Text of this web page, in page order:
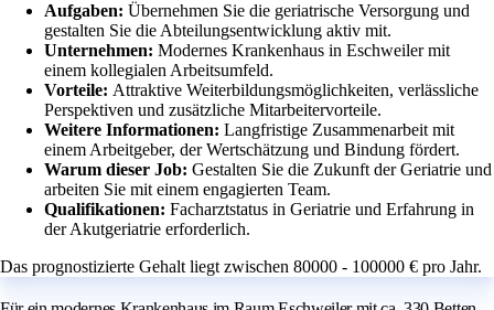
Aufgaben: Übernehmen Sie die geriatrische Versorgung und
gestalten Sie die Abteilungsentwicklung aktiv mit.
Unternehmen: Modernes Krankenhaus in Eschweiler mit
einem kollegialen Arbeitsumfeld.
Vorteile: Attraktive Weiterbildungsmöglichkeiten, verlässliche
Perspektiven und zusätzliche Mitarbeitervorteile.
Weitere Informationen: Langfristige Zusammenarbeit mit
einem Arbeitgeber, der Wertschätzung und Bindung fördert.
Warum dieser Job: Gestalten Sie die Zukunft der Geriatrie und
arbeiten Sie mit einem engagierten Team.
Qualifikationen: Facharztstatus in Geriatrie und Erfahrung in
der Akutgeriatrie erforderlich.
Das prognostizierte Gehalt liegt zwischen 80000 - 100000 € pro Jahr.